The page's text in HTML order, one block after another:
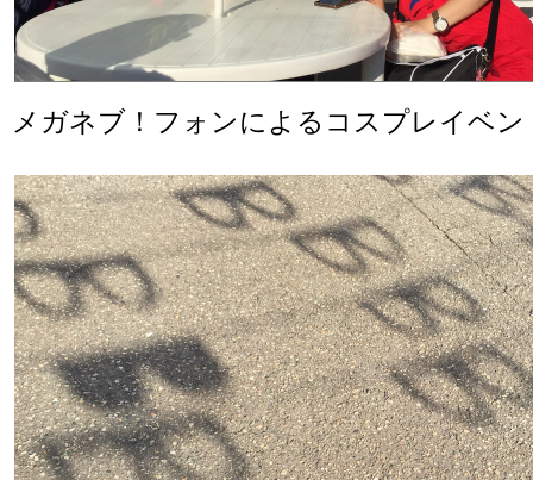
メガネブ！フォンによるコスプレイベン